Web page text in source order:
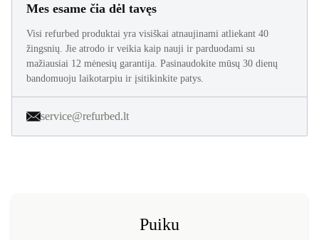
Mes esame čia dėl tavęs
Visi refurbed produktai yra visiškai atnaujinami atliekant 40
žingsnių. Jie atrodo ir veikia kaip nauji ir parduodami su
mažiausiai 12 mėnesių garantija. Pasinaudokite mūsų 30 dienų
bandomuoju laikotarpiu ir įsitikinkite patys.
service@refurbed.lt
Puiku